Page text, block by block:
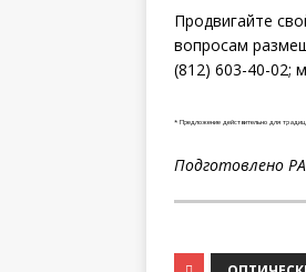
Продвигайте
вопросам
(812) 603-40-02;
* Предложение действительно для
Подготовлено РА